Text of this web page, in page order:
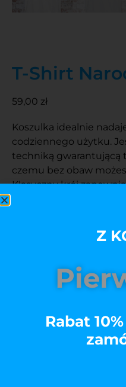
T-Shirt
59,00 zł
Koszulka idealnie
codziennego użytku.
techniką gwarantującą
czemu bez obaw
Klasyczny krój
Kolory
Z
Rabat